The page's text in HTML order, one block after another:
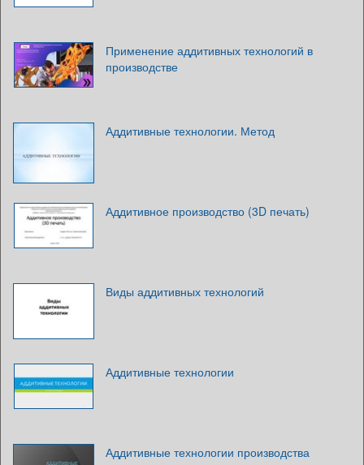
Применение аддитивных технологий в
производстве
Аддитивные технологии. Метод
Аддитивное производство (3D печать)
Виды аддитивных технологий
Аддитивные технологии
Аддитивные технологии производства